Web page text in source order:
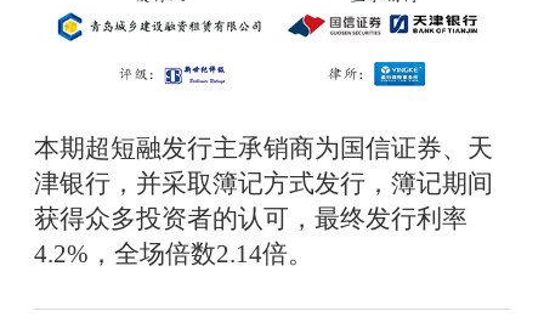
本期超短融发行主承销商为国信证券、天
津银行，并采取簿记方式发行，簿记期间
获得众多投资者的认可，最终发行利率
4.2%，全场倍数2.14倍。